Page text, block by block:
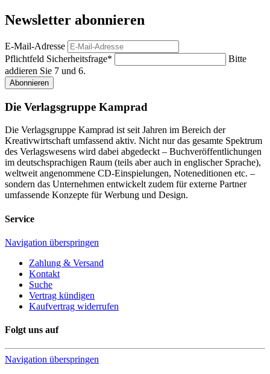
Newsletter abonnieren
E-Mail-Adresse
Pflichtfeld Sicherheitsfrage*
Bitte
addieren Sie 7 und 6.
Abonnieren
Die Verlagsgruppe Kamprad
Die Verlagsgruppe Kamprad ist seit Jahren im Bereich der
Kreativwirtschaft umfassend aktiv. Nicht nur das gesamte Spektrum
des Verlagswesens wird dabei abgedeckt – Buchveröffentlichungen
im deutschsprachigen Raum (teils aber auch in englischer Sprache),
weltweit angenommene CD-Einspielungen, Noteneditionen etc. –
sondern das Unternehmen entwickelt zudem für externe Partner
umfassende Konzepte für Werbung und Design.
Service
Navigation überspringen
Zahlung & Versand
Kontakt
Suche
Vertrag kündigen
Kaufvertrag widerrufen
Folgt uns auf
Navigation überspringen